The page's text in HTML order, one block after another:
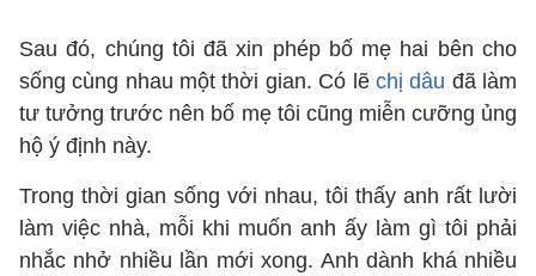
Sau đó, chúng tôi đã xin phép bố mẹ hai bên cho
sống cùng nhau một thời gian. Có lẽ chị dâu đã làm
tư tưởng trước nên bố mẹ tôi cũng miễn cưỡng ủng
hộ ý định này.
Trong thời gian sống với nhau, tôi thấy anh rất lười
làm việc nhà, mỗi khi muốn anh ấy làm gì tôi phải
nhắc nhở nhiều lần mới xong. Anh dành khá nhiều